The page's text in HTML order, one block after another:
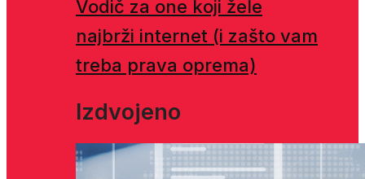
Vodič za one koji žele
najbrži internet (i zašto vam
treba prava oprema)
Izdvojeno